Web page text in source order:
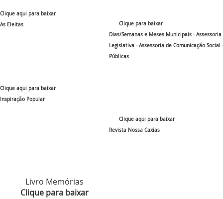
Clique aqui para baixar
As Eleitas
Clique para baixar
Dias/Semanas e Meses Municipais -Assessoria
Legislativa - Assessoria de Comunicação Social
Públicas
Clique aqui para baixar
Inspiração Popular
Clique aqui para baixar
Revista Nossa Caxias
Livro Memórias
Clique para baixar